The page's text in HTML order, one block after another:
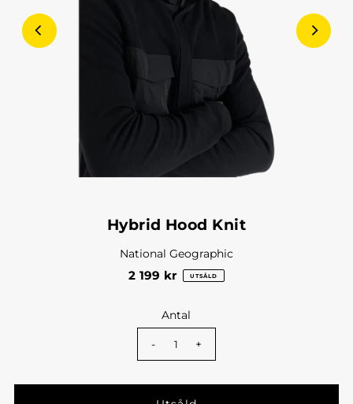
Hybrid Hood Knit
National Geographic
2 199 kr UTSÅLD
Antal
- +